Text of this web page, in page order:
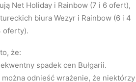
Net Holiday i Rainbow (7 i 6 ofert),
biura Wezyr i Rainbow (6 i 4
oferty).
że:
spadek cen Bułgarii.
odnieść wrażenie, że niektórzy